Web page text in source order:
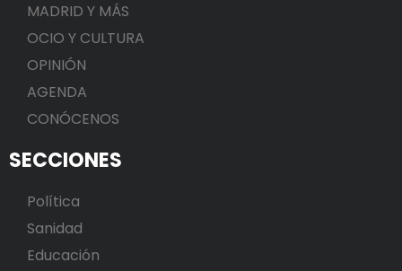
MADRID Y MÁS
OCIO Y CULTURA
OPINIÓN
AGENDA
CONÓCENOS
SECCIONES
Política
Sanidad
Educación